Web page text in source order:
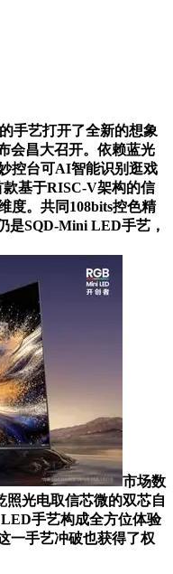
手艺打开了全新的想象
会昌大召开。依赖蓝光
控台可AI智能识别逛戏
款基于RISC-V架构的信
度。共同108bits控色精
是SQD-Mini LED手艺，
市场数
照光电取信芯微的双芯自
手艺构成全方位体验
一手艺冲破也获得了权